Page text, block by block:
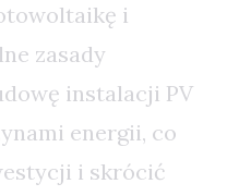
i
zasady
instalacji PV
energii, co
i skrócić